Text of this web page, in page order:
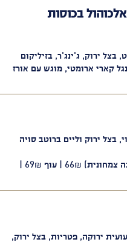
בצל ירוק, ג'ינג'ר, בזיליקום
קארי ארומטי, מוגש עם אורז
בצל ירוק וליים ברוטב סויה
ירוקה, פטריות, בצל ירוק,